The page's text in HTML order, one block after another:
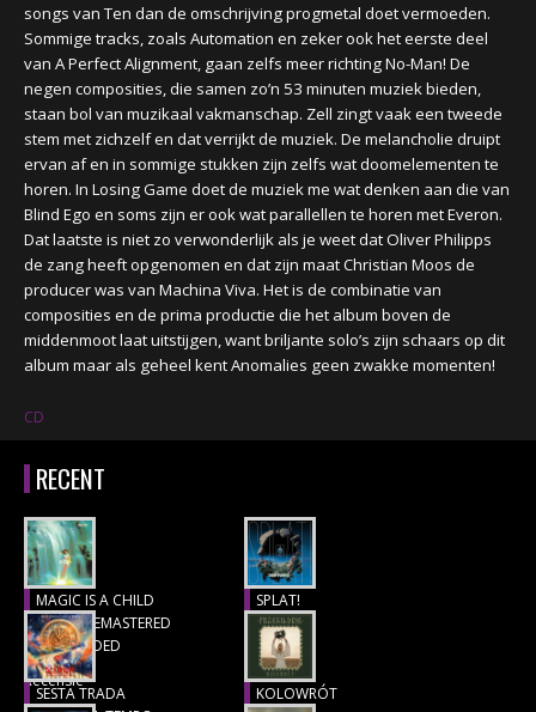
songs van Ten dan de omschrijving progmetal doet vermoeden.
Sommige tracks, zoals Automation en zeker ook het eerste deel
van A Perfect Alignment, gaan zelfs meer richting No-Man! De
negen composities, die samen zo’n 53 minuten muziek bieden,
staan bol van muzikaal vakmanschap. Zell zingt vaak een tweede
stem met zichzelf en dat verrijkt de muziek. De melancholie druipt
ervan af en in sommige stukken zijn zelfs wat doomelementen te
horen. In Losing Game doet de muziek me wat denken aan die van
Blind Ego en soms zijn er ook wat parallellen te horen met Everon.
Dat laatste is niet zo verwonderlijk als je weet dat Oliver Philipps
de zang heeft opgenomen en dat zijn maat Christian Moos de
producer was van Machina Viva. Het is de combinatie van
composities en de prima productie die het album boven de
middenmoot laat uitstijgen, want briljante solo’s zijn schaars op dit
album maar als geheel kent Anomalies geen zwakke momenten!
CD
RECENT
MAGIC IS A CHILD
(1977), REMASTERED
& EXTENDED
Recensie
SPLAT!
Recensie
SESTA TRADA
KOLOWRÓT